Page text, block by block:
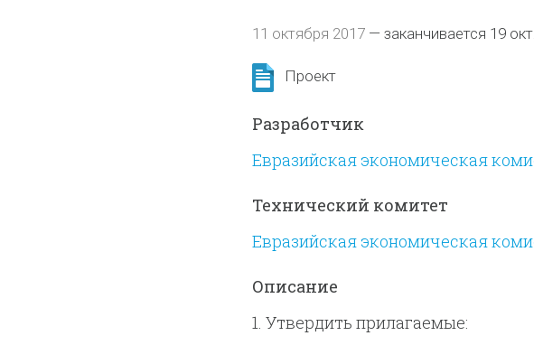
11 октября 2017— заканчивается 19
Проект
Разработчик
Евразийская экономическая
Технический комитет
Евразийская экономическая
Описание
1. Утвердить прилагаемые: